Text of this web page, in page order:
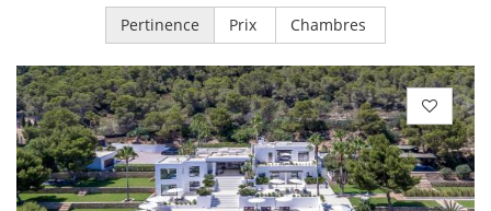
Pertinence Prix Chambres